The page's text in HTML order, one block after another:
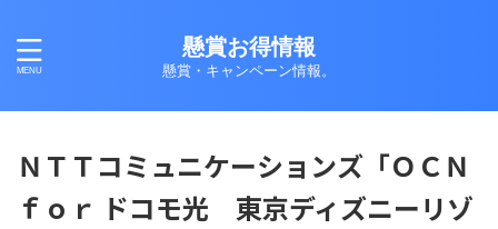
懸賞お得情報
懸賞・キャンペーン情報。
ＮＴＴコミュニケーションズ「ＯＣＮ
ｆｏｒ ドコモ光 東京ディズニーリゾ